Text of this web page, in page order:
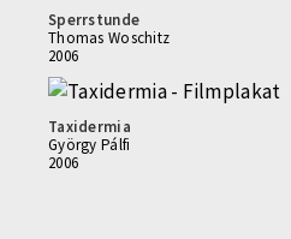
Sperrstunde
Thomas Woschitz
2006
Taxidermia
György Pálfi
2006